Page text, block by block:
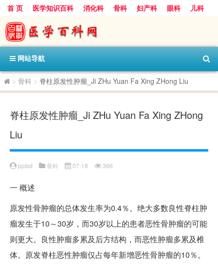
首 页 医学知识百科 消化科 骨科 妇产科 眼科
儿科
心血管病科
呼吸科 神经科
内分泌科
口腔科
网站导航
> 骨科 > 脊柱原发性肿瘤_Ji ZHu Yuan Fa Xing ZHong Liu
脊柱原发性肿瘤_Ji ZHu Yuan Fa Xing ZHong
Liu
pptsd 骨科 07-18 366
一 概述
原发性骨肿瘤的总体发生率为0.4％。绝大多数良性脊柱肿
瘤发生于10～30岁，而30岁以上的患者恶性骨肿瘤的可能
则更大。良性肿瘤多累及后方结构，而恶性肿瘤多累及椎
体。原发脊柱恶性肿瘤仅占每年新增恶性骨肿瘤的10％。